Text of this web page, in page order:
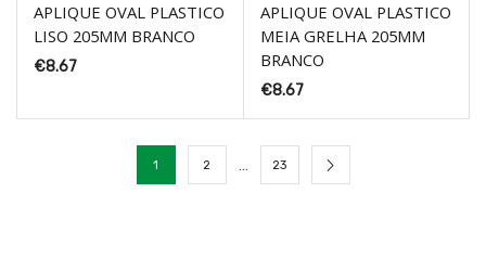
APLIQUE OVAL PLASTICO
LISO 205MM BRANCO
€8.67
APLIQUE OVAL PLASTICO
MEIA GRELHA 205MM
BRANCO
€8.67
1 2 … 23